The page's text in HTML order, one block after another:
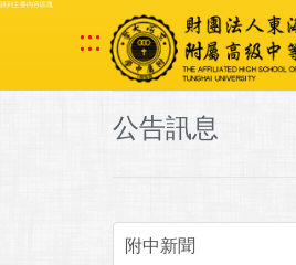
跳到主要內容區塊
:::
公告訊息
附中新聞